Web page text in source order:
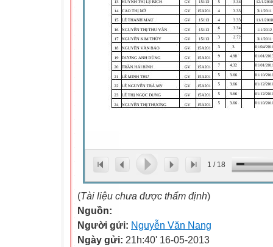
1 / 18
(Tài liệu chưa được thẩm định)
Nguồn:
Người gửi: Nguyễn Văn Nang
Ngày gửi: 21h:40' 16-05-2013